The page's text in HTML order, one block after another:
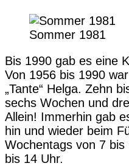
Sommer 1981
Bis 1990 gab es eine
Von 1956 bis 1990
„Tante“ Helga. Zehn
sechs Wochen und
Allein! Immerhin gab
hin und wieder beim
Wochentags von 7
bis 14 Uhr.